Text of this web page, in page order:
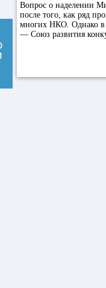
Вопрос о наделении
после того, как ряд
многих НКО. Однако в
— Союз развития